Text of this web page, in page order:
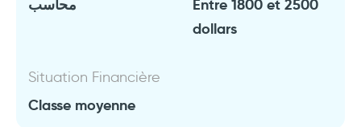
محاسب
Entre 1800 et 2500
dollars
Situation Financière
Classe moyenne